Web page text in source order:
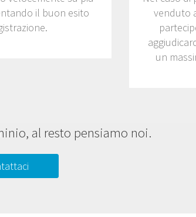
il buon esito
venduto
un
al resto pensiamo noi.